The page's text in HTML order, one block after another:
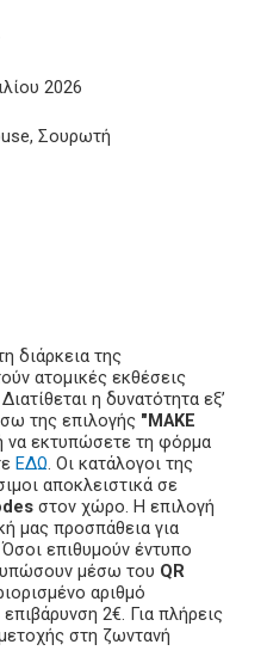
2026
Σουρωτή
διάρκεια της
ατομικές εκθέσεις
η δυνατότητα εξ’
της επιλογής "MAKE
ή να εκτυπώσετε τη φόρμα
ΕΔΩ . Οι κατάλογοι της
αποκλειστικά σε
στον χώρο. Η επιλογή
μας προσπάθεια για
επιθυμούν έντυπο
μέσω του QR
αριθμό
2€. Για πλήρεις
στη ζωντανή